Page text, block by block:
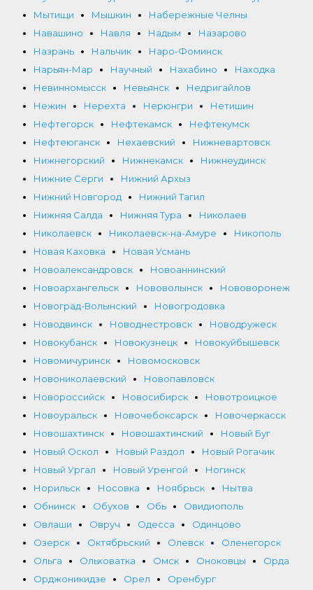
Мытищи
Мышкин
Набережные Челны
Навашино
Навля Надым
Назарово
Назрань
Нальчик
Наро-Фоминск
Нарьян-Мар
Научный Нахабино
Находка
Невинномысск
Невьянск
Недригайлов
Нежин
Нерехта Нерюнгри
Нетишин
Нефтегорск
Нефтекамск
Нефтекумск
Нефтеюганск
Нехаевский
Нижневартовск
Нижнегорский
Нижнекамск
Нижнеудинск
Нижние Серги
Нижний Архыз
Нижний Новгород
Нижний Тагил
Нижняя Салда
Нижняя Тура
Николаев
Николаевск
Николаевск-на-Амуре
Никополь
Новая Каховка
Новая Усмань
Новоалександровск
Новоаннинский
Новоархангельск
Нововолынск
Нововоронеж
Новоград-Волынский
Новогродовка
Новодвинск
Новоднестровск
Новодружеск
Новокубанск
Новокузнецк
Новокуйбышевск
Новомичуринск
Новомосковск
Новониколаевский
Новопавловск
Новороссийск
Новосибирск
Новотроицкое
Новоуральск
Новочебоксарск
Новочеркасск
Новошахтинск
Новошахтинский
Новый Буг
Новый Оскол
Новый Раздол
Новый Рогачик
Новый Ургал
Новый Уренгой
Ногинск
Норильск
Носовка Ноябрьск
Нытва
Обнинск
Обухов Обь
Овидиополь
Овлаши
Овруч Одесса
Одинцово
Озерск
Октябрьский Олевск
Оленегорск
Ольга
Ольховатка Омск Оноковцы
Орда
Орджоникидзе
Орел
Оренбург